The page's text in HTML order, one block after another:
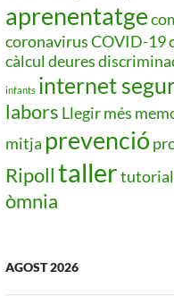
aprenentatge
coronavirusCOVID-19
càlcul deures
infants internet
labors Llegir més
mitja prevenció
Ripolltallertutorial
òmnia
AGOST 2026